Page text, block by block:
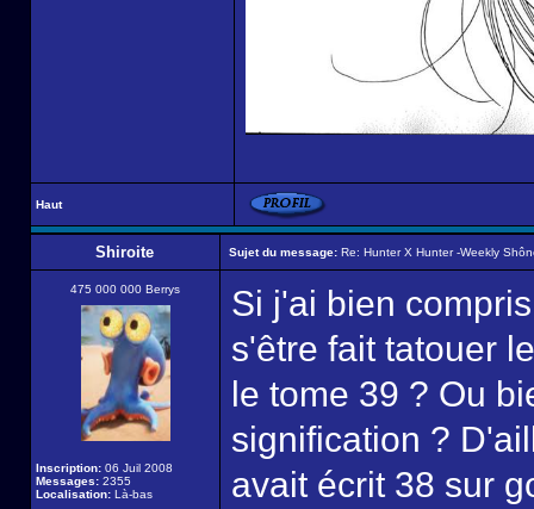
Haut
Shiroite Sujet du message: Re: Hunter X Hunter -Weekly
475 000 000 Berrys
Inscription: 06 Juil 2008
Messages: 2355
Localisation: Là-bas
Si j'ai bien
s'être fait tatouer
le tome 39 ? Ou
signification ?
avait écrit 38 sur